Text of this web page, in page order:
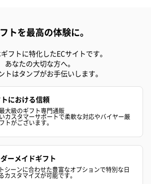
トを最高の体験に。
フトに特化したECサイトです。
あなたの大切な方へ。
トはタンプがお手伝いします。
における信頼
大級のギフト専門通販
カスタマーサポートで柔軟な対応やバイヤー厳
トがございます。
ーメイドギフト
シーンに合わせた豊富なオプションで特別な日
カスタマイズが可能です。